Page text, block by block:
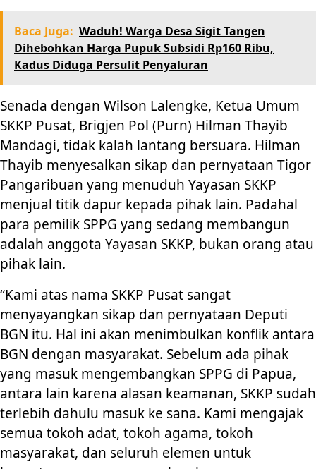
Baca Juga: Waduh! Warga Desa Sigit Tangen
Dihebohkan Harga Pupuk Subsidi Rp160 Ribu,
Kadus Diduga Persulit Penyaluran
Senada dengan Wilson Lalengke, Ketua Umum
SKKP Pusat, Brigjen Pol (Purn) Hilman Thayib
Mandagi, tidak kalah lantang bersuara. Hilman
Thayib menyesalkan sikap dan pernyataan Tigor
Pangaribuan yang menuduh Yayasan SKKP
menjual titik dapur kepada pihak lain. Padahal
para pemilik SPPG yang sedang membangun
adalah anggota Yayasan SKKP, bukan orang atau
pihak lain.
“Kami atas nama SKKP Pusat sangat
menyayangkan sikap dan pernyataan Deputi
BGN itu. Hal ini akan menimbulkan konflik antara
BGN dengan masyarakat. Sebelum ada pihak
yang masuk mengembangkan SPPG di Papua,
antara lain karena alasan keamanan, SKKP sudah
terlebih dahulu masuk ke sana. Kami mengajak
semua tokoh adat, tokoh agama, tokoh
masyarakat, dan seluruh elemen untuk